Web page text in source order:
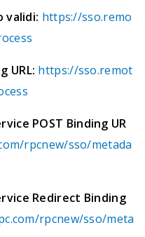
validi: https://sso.remo
URL: https://sso.remot
POST Binding UR
rpcnew/sso/metada
Redirect Binding
rpcnew/sso/meta